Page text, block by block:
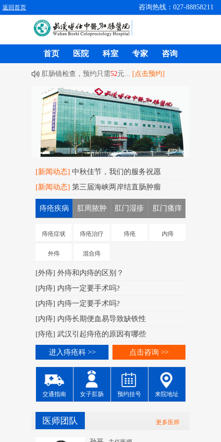
首页 医院 科室 专家 咨询
肛肠镜检查，预约只需52元... [点击预约]
[新闻动态] 中秋佳节，我们的服务祝愿
[新闻动态] 第三届海峡两岸结直肠肿瘤
痔疮疾病 肛周脓肿 肛门湿疹 肛门瘙痒
痔疮症状 痔疮治疗 痔疮 内痔
外痔 混合痔
[外痔] 外痔和内痔的区别？
[内痔] 内痔一定要手术吗?
[内痔] 内痔一定要手术吗?
[内痔] 内痔长期便血易导致缺铁性
[痔疮] 武汉引起痔疮的原因有哪些
进入痔疮科 >> 点击咨询 >>
交通指南 女子肛肠 预约挂号 来院地址
更多医师
医师团队
返回首页 咨询热线：027-88858211